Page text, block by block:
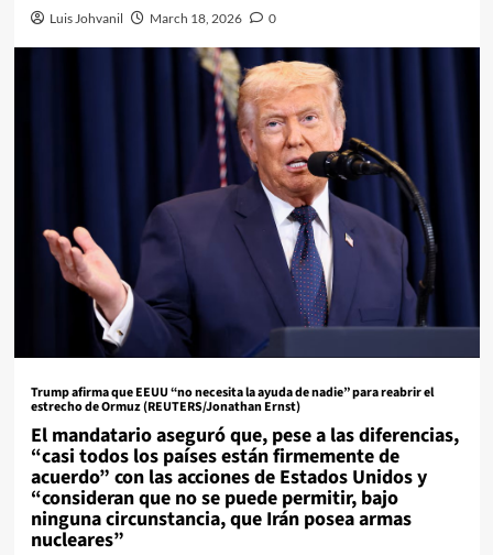
Luis Johvanil March 18, 2026 0
Trump afirma que EEUU “no necesita la ayuda de nadie” para reabrir el
estrecho de Ormuz (REUTERS/Jonathan Ernst)
El mandatario aseguró que, pese a las diferencias,
“casi todos los países están firmemente de
acuerdo” con las acciones de Estados Unidos y
“consideran que no se puede permitir, bajo
ninguna circunstancia, que Irán posea armas
nucleares”